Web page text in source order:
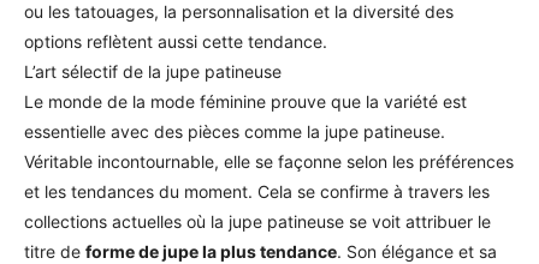
ou les tatouages, la personnalisation et la diversité des
options reflètent aussi cette tendance.
L’art sélectif de la jupe patineuse
Le monde de la mode féminine prouve que la variété est
essentielle avec des pièces comme la jupe patineuse.
Véritable incontournable, elle se façonne selon les préférences
et les tendances du moment. Cela se confirme à travers les
collections actuelles où la jupe patineuse se voit attribuer le
titre de forme de jupe la plus tendance. Son élégance et sa